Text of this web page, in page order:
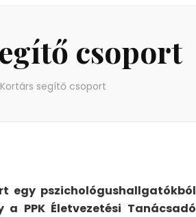
csoport
Kortárs segítő csoport
egy pszichológushallgatókból
a PPK Életvezetési Tanácsadó